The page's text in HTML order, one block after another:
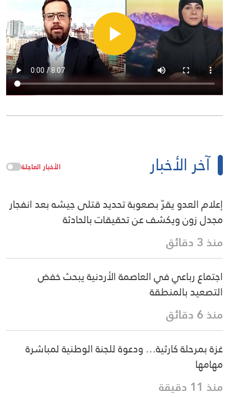
آخر الأخبار الأخبار العاجلة
إعلام العدو يقرّ بصعوبة تحديد قتلى جيشه بعد انفجار
مجدل زون ويكشف عن تحقيقات بالحادثة
منذ 3 دقائق
اجتماع رباعي في العاصمة الأردنية يبحث خفض
التصعيد بالمنطقة
منذ 6 دقائق
غزة بمرحلة كارثية… ودعوة للجنة الوطنية لمباشرة
مهامها
منذ 11 دقيقة